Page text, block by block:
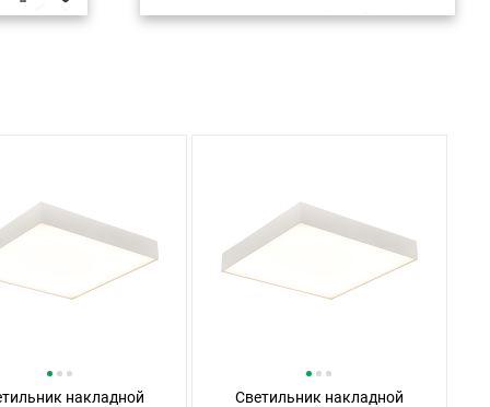
накладной
Светильник накладной